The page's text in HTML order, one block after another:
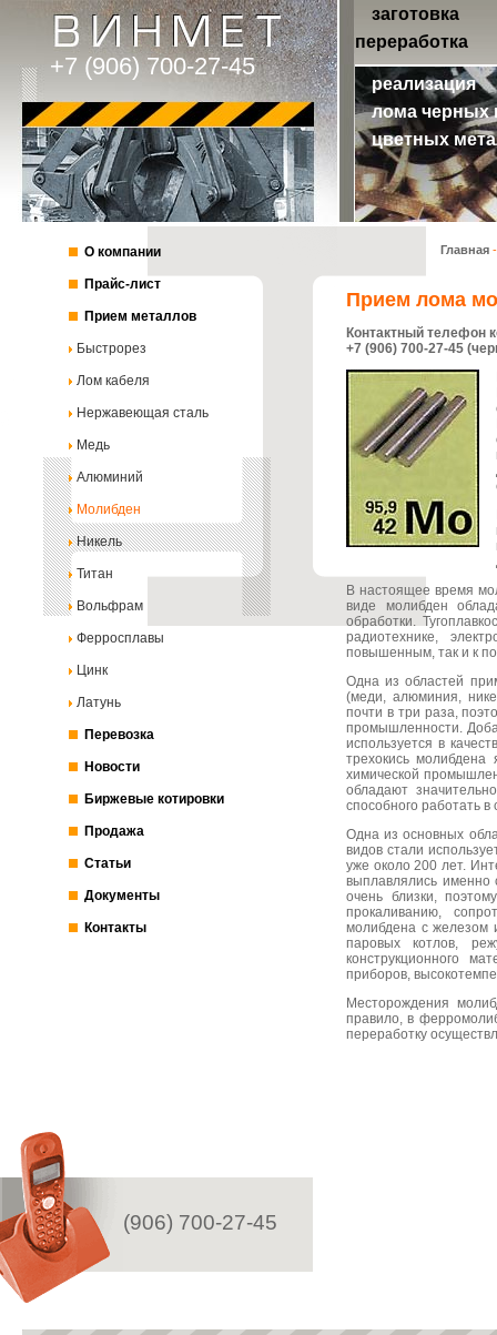
заготовка
переработка
реализация
лома черных
цветных
+7 (906) 700-27-45
О компании
Прайс-лист
Прием металлов
Быстрорез
Лом кабеля
Нержавеющая сталь
Медь
Алюминий
Молибден
Никель
Титан
Вольфрам
Ферросплавы
Цинк
Латунь
Перевозка
Новости
Биржевые котировки
Продажа
Статьи
Документы
Контакты
(906) 700-27-45
Главная
Прием лома
Контактный телефон
+7 (906) 700-27-45
В настоящее время
виде молибден
обработки.
радиотехнике,
повышенным, так и к
Одна из областей
(меди, алюминия,
почти в три раза,
промышленности.
используется в
трехокись
химической
обладают
способного работать
Одна из основных
видов стали
уже около 200 лет.
выплавлялись именно
очень близки,
прокаливанию,
молибдена с железом
паровых котлов,
конструкционного
приборов,
Месторождения
правило, в
переработку